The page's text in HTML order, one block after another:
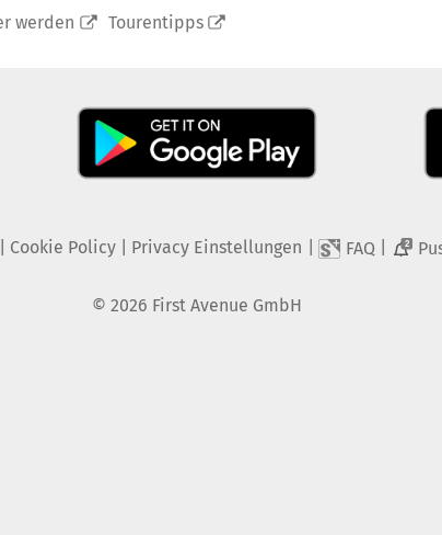
werden Tourentipps
Cookie Policy| Privacy Einstellungen FAQ 2
© 2026 First Avenue GmbH